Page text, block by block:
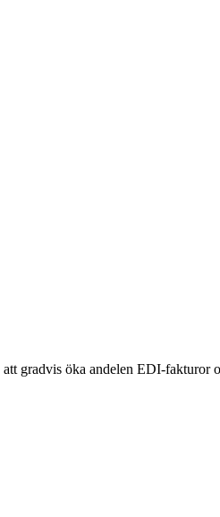
gradvis öka andelen EDI-fakturor